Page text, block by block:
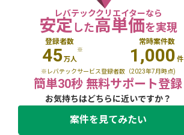
レバテッククリエイターなら
安定した高単価を実現
登録者数
45万人
※
常時案件数
1,000 件
※レバテックサービス登録者数（2023年7月時点)
簡単30秒 無料サポート登録
お気持ちはどちらに近いですか？
案件を見てみたい